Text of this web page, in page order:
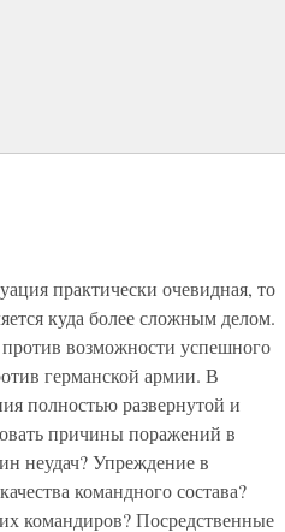
практически очевидная, то
куда более сложным делом.
возможности успешного
германской армии. В
полностью развернутой и
причины поражений в
неудач? Упреждение в
командного состава?
командиров? Посредственные